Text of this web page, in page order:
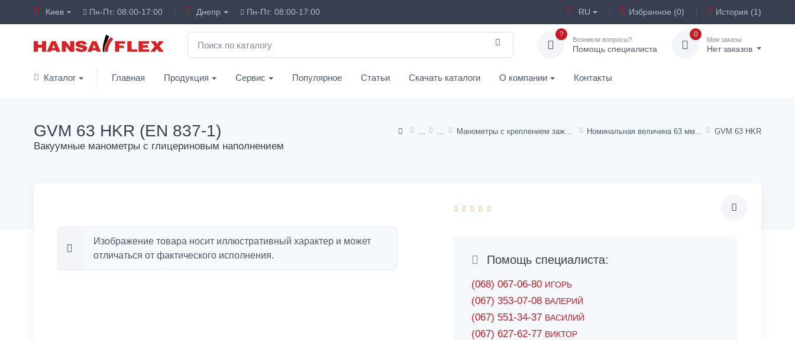
Киев Пн-Пт: 08:00-17:00 Днепр Пн-Пт: 08:00-17:00 RU Избранное (0) История (1)
?
Возникли вопросы?
Помощь специалиста
0
Мои заказы
Нет заказов
Каталог Главная Продукция Сервис Популярное Статьи Скачать каталоги О компании Контакты
Манометры с креплением зажимного кольца Номинальная величина 63 мм GVM 63 HKR
GVM 63 HKR (EN 837-1)
Вакуумные манометры с глицериновым наполнением
Изображение товара носит иллюстративный характер и может
отличаться от фактического исполнения.
Помощь специалиста:
(068) 067-06-80 ИГОРЬ
(067) 353-07-08 ВАЛЕРИЙ
(067) 551-34-37 ВАСИЛИЙ
(067) 627-62-77 ВИКТОР